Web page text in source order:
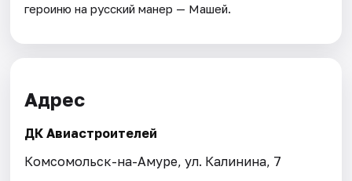
героиню на русский манер — Машей.
Адрес
ДК Авиастроителей
Комсомольск-на-Амуре, ул. Калинина, 7